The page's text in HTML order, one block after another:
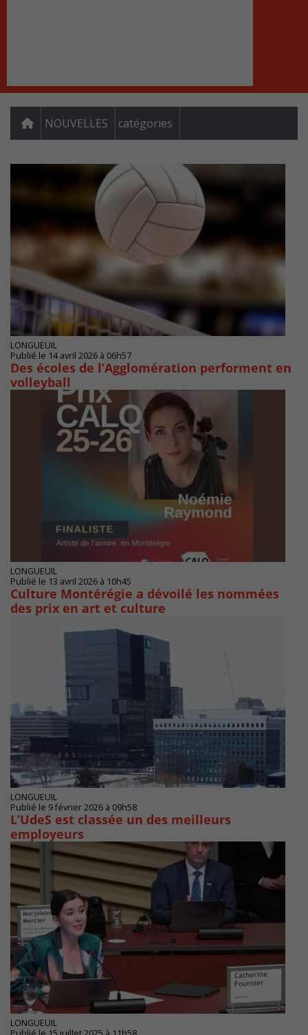
NOUVELLES catégories
LONGUEUIL
Publié le 14 avril 2026 à 06h57
Des écoles de l’Agglomération performent en
volleyball
LONGUEUIL
Publié le 13 avril 2026 à 10h45
Culture Montérégie a dévoilé les nommées
des prix en art et culture
LONGUEUIL
Publié le 9 février 2026 à 09h58
L’UdeS est classée un des meilleurs
employeurs
LONGUEUIL